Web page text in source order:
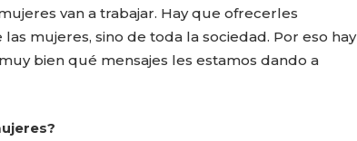
van a trabajar. Hay que ofrecerles
mujeres, sino de toda la sociedad. Por eso hay
bien qué mensajes les estamos dando a